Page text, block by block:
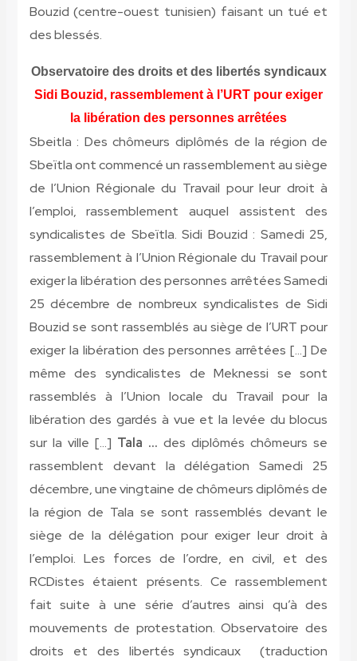
Bouzid (centre-ouest tunisien) faisant un tué et
des blessés.
Observatoire des droits et des libertés syndicaux
Sidi Bouzid, rassemblement à l’URT pour exiger
la libération des personnes arrêtées
Sbeitla : Des chômeurs diplômés de la région de
Sbeïtla ont commencé un rassemblement au siège
de l’Union Régionale du Travail pour leur droit à
l’emploi, rassemblement auquel assistent des
syndicalistes de Sbeïtla. Sidi Bouzid : Samedi 25,
rassemblement à l’Union Régionale du Travail pour
exiger la libération des personnes arrêtées Samedi
25 décembre de nombreux syndicalistes de Sidi
Bouzid se sont rassemblés au siège de l’URT pour
exiger la libération des personnes arrêtées […] De
même des syndicalistes de Meknessi se sont
rassemblés à l’Union locale du Travail pour la
libération des gardés à vue et la levée du blocus
sur la ville […] Tala … des diplômés chômeurs se
rassemblent devant la délégation Samedi 25
décembre, une vingtaine de chômeurs diplômés de
la région de Tala se sont rassemblés devant le
siège de la délégation pour exiger leur droit à
l’emploi. Les forces de l’ordre, en civil, et des
RCDistes étaient présents. Ce rassemblement
fait suite à une série d’autres ainsi qu’à des
mouvements de protestation. Observatoire des
droits et des libertés syndicaux
(traduction